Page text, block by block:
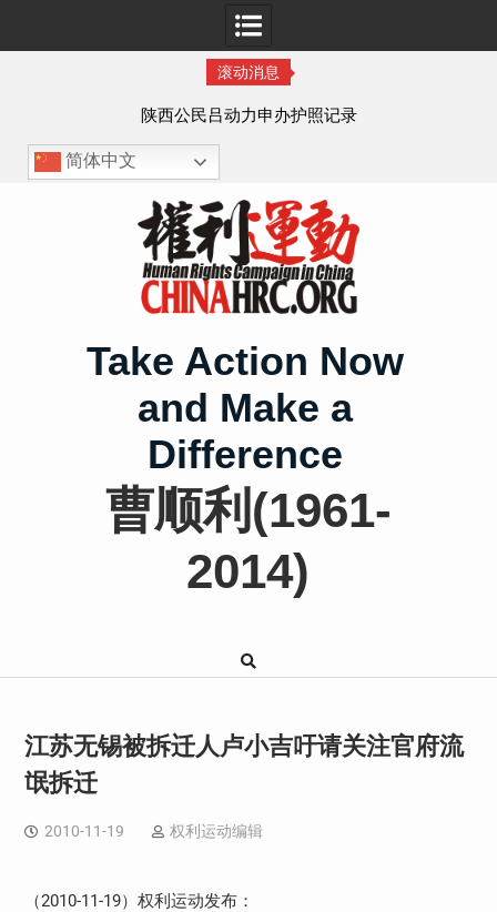
滚动消息
陕西公民吕动力申办护照记录
简体中文
Take Action Now
and Make a
Difference
曹顺利(1961-
2014)
江苏无锡被拆迁人卢小吉吁请关注官府流
氓拆迁
2010-11-19 权利运动编辑
（2010-11-19）权利运动发布：